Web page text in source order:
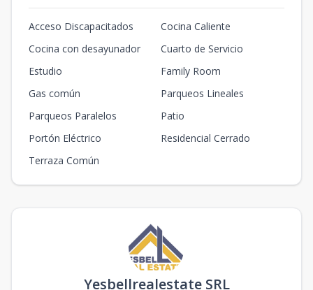
Acceso Discapacitados
Cocina Caliente
Cocina con desayunador
Cuarto de Servicio
Estudio
Family Room
Gas común
Parqueos Lineales
Parqueos Paralelos
Patio
Portón Eléctrico
Residencial Cerrado
Terraza Común
Yesbellrealestate SRL